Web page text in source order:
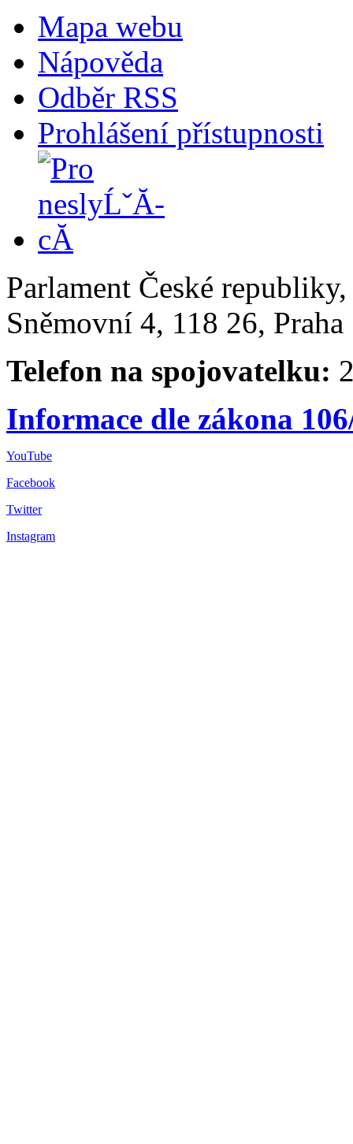
Mapa webu
Nápověda
Odběr RSS
Prohlášení přístupnosti
Parlament České
Sněmovní 4, 118 26,
Telefon na spojovatelku:
Informace dle zákona
YouTube
Facebook
Twitter
Instagram